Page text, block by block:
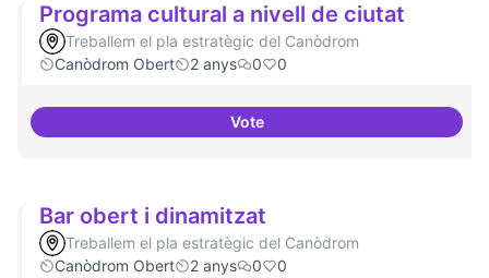
Programa cultural a nivell de ciutat
Treballem el pla estratègic del Canòdrom
Canòdrom Obert
2 anys 0 0
VotePrograma cultural a nivell de
Bar obert i dinamitzat
Treballem el pla estratègic del Canòdrom
Canòdrom Obert
2 anys 0 0